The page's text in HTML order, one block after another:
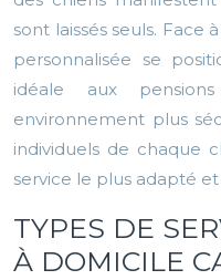
sont laissés seuls. Face
personnalisée se
idéale aux
environnement plus
individuels de chaque
service le plus adapté
TYPES DE
À DOMICILE